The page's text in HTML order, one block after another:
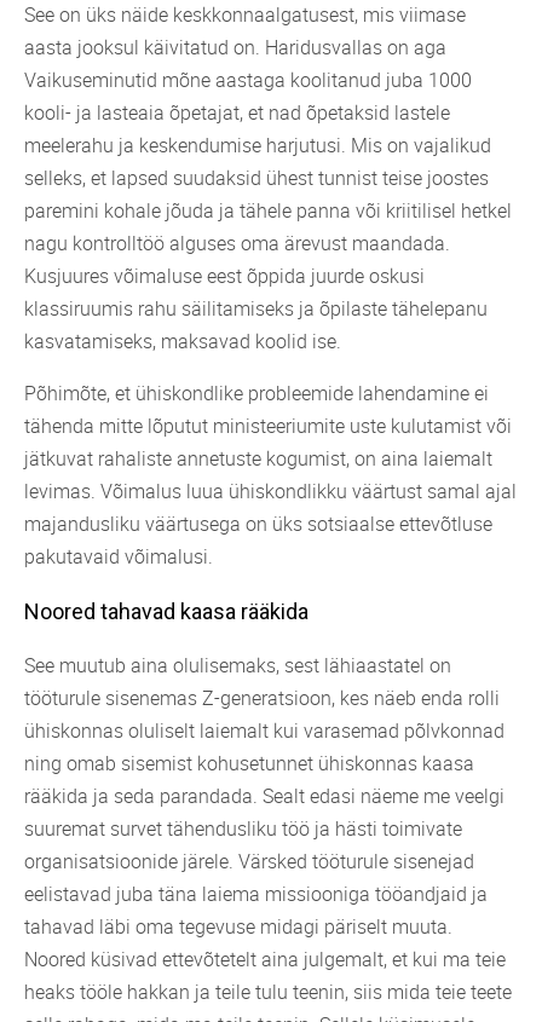
See on üks näide keskkonnaalgatusest, mis viimase
aasta jooksul käivitatud on. Haridusvallas on aga
Vaikuseminutid mõne aastaga koolitanud juba 1000
kooli- ja lasteaia õpetajat, et nad õpetaksid lastele
meelerahu ja keskendumise harjutusi. Mis on vajalikud
selleks, et lapsed suudaksid ühest tunnist teise joostes
paremini kohale jõuda ja tähele panna või kriitilisel hetkel
nagu kontrolltöö alguses oma ärevust maandada.
Kusjuures võimaluse eest õppida juurde oskusi
klassiruumis rahu säilitamiseks ja õpilaste tähelepanu
kasvatamiseks, maksavad koolid ise.
Põhimõte, et ühiskondlike probleemide lahendamine ei
tähenda mitte lõputut ministeeriumite uste kulutamist või
jätkuvat rahaliste annetuste kogumist, on aina laiemalt
levimas. Võimalus luua ühiskondlikku väärtust samal ajal
majandusliku väärtusega on üks sotsiaalse ettevõtluse
pakutavaid võimalusi.
Noored tahavad kaasa rääkida
See muutub aina olulisemaks, sest lähiaastatel on
tööturule sisenemas Z-generatsioon, kes näeb enda rolli
ühiskonnas oluliselt laiemalt kui varasemad põlvkonnad
ning omab sisemist kohusetunnet ühiskonnas kaasa
rääkida ja seda parandada. Sealt edasi näeme me veelgi
suuremat survet tähendusliku töö ja hästi toimivate
organisatsioonide järele. Värsked tööturule sisenejad
eelistavad juba täna laiema missiooniga tööandjaid ja
tahavad läbi oma tegevuse midagi päriselt muuta.
Noored küsivad ettevõtetelt aina julgemalt, et kui ma teie
heaks tööle hakkan ja teile tulu teenin, siis mida teie teete